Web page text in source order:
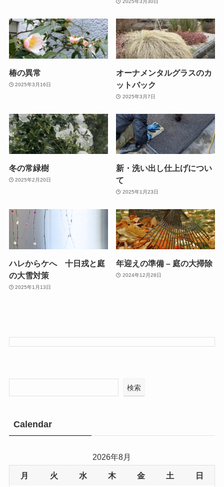
2025年3月30日
椿の異常
2025年3月16日
オーナメンタルグラスのカ
ットバック
2025年3月7日
冬の常緑樹
2025年2月20日
新・洗い出し仕上げについ
て
2025年1月23日
ハレからケへ 十日戎と庭
の大雪対策
2025年1月13日
年迎えの準備 – 庭の大掃除
2024年12月28日
検索
Calendar
2026年8月
月 火 水 木 金 土 日